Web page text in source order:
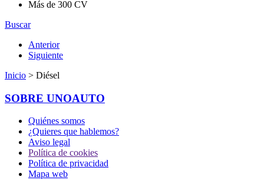
Más de 300 CV
Buscar
Anterior
Siguiente
Inicio > Diésel
SOBRE UNOAUTO
Quiénes somos
¿Quieres que hablemos?
Aviso legal
Política de cookies
Política de privacidad
Mapa web